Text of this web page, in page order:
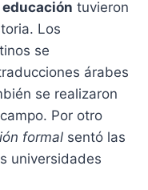
tuvieron
Los
se
árabes
se realizaron
Por otro
formal sentó las
universidades